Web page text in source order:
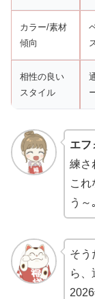
カラー/素材
傾向
相性の良い
スタイル
エフ
練さ
これ
う～｡
そう
ら、